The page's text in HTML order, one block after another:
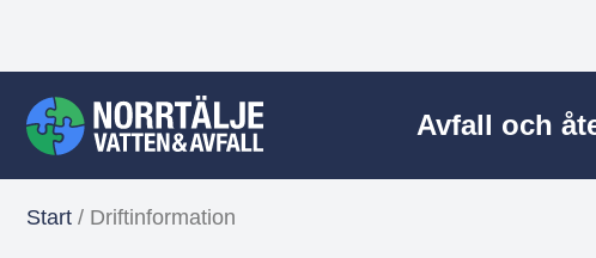
Avfall och
Start / Driftinformation